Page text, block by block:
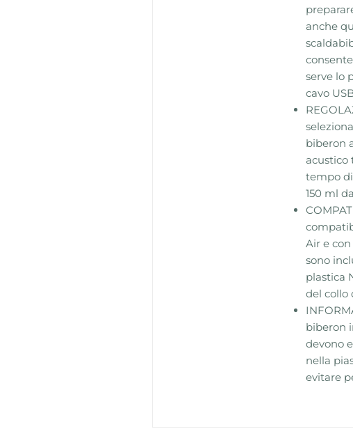
anche
serve lo
cavo
biberon
acustico
tempo
150 ml
Air e
sono
plastica
del collo
biberon
devono
nella
evitare